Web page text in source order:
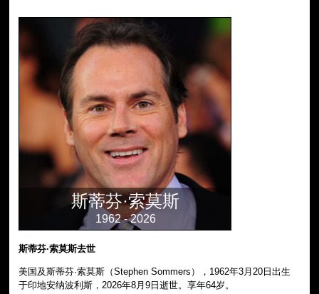
斯蒂芬·索莫斯
1962 - 2026
斯蒂芬·索莫斯去世
美国及斯蒂芬·索莫斯（Stephen Sommers），1962年3月20日出生
于印地安纳波利斯，2026年8月9日逝世。享年64岁。